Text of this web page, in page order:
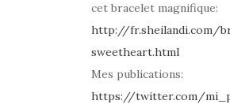
cet bracelet magnifique:
http://fr.sheilandi.com/
sweetheart.html
Mes publications:
https://twitter.com/